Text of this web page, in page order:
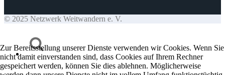
© 2025 Netzwerk Weitwandern e. V.
Zur Bereitsstellung unserer Dienste verwenden wir Cookies. Wenn Sie
nicht damit einverstanden sind, dass Cookies auf Ihrem Rechner
gespeichert werden, können Sie dies ablehnen. Möglicherweise